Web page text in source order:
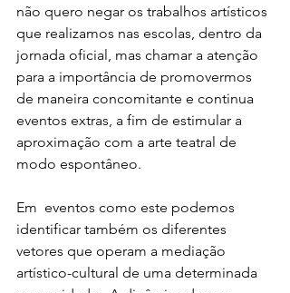
não quero negar os trabalhos artísticos
que realizamos nas escolas, dentro da
jornada oficial, mas chamar a atenção
para a importância de promovermos
de maneira concomitante e continua
eventos extras, a fim de estimular a
aproximação com a arte teatral de
modo espontâneo.
Em  eventos como este podemos
identificar também os diferentes
vetores que operam a mediação
artístico-cultural de uma determinada